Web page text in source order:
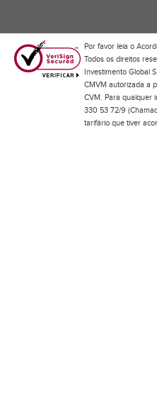
Por favor leia o
Todos os direitos
Investimento Global
CMVM autorizada a
CVM. Para qualquer
330 53 72/9
tarifário que tiver